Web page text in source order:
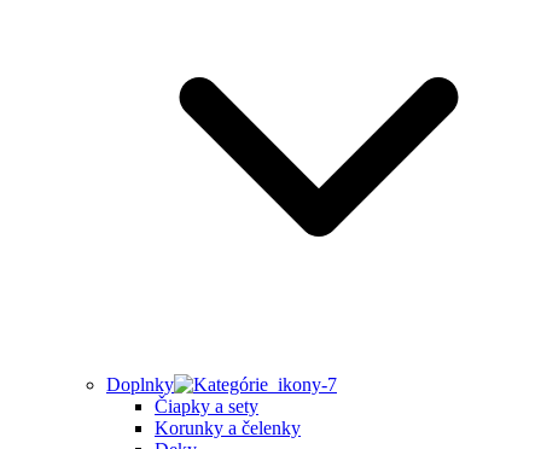
Doplnky
Čiapky a sety
Korunky a čelenky